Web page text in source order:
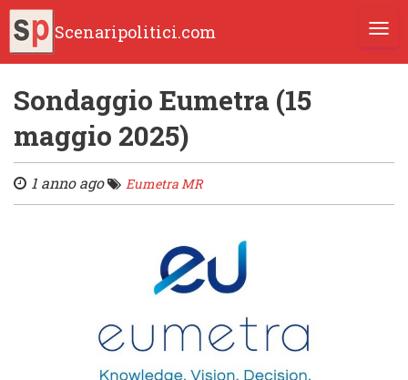
Scenaripolitici.com
Sondaggio Eumetra (15
maggio 2025)
1 anno ago Eumetra MR